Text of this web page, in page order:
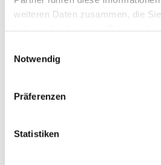
weiteren Daten zusammen, die
Notwendig
Präferenzen
Statistiken